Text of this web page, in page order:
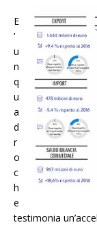
E
’
u
n
q
u
a
d
r
o
c
h
e
testimonia